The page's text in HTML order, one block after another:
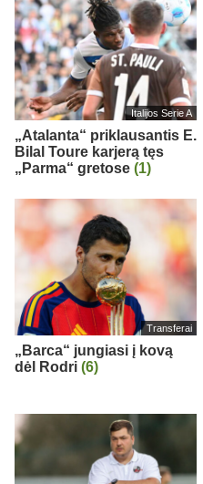
Italijos Serie A
„Atalanta“ priklausantis E.
Bilal Toure karjerą tęs
„Parma“ gretose (1)
Transferai
„Barca“ jungiasi į kovą
dėl Rodri (6)